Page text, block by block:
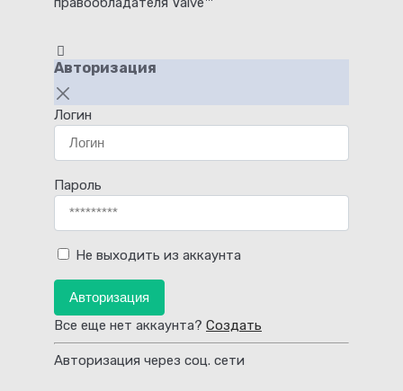
Авторизация
Логин
Пароль
Не выходить из аккаунта
Авторизация
Все еще нет аккаунта? Создать
Авторизация через соц. сети